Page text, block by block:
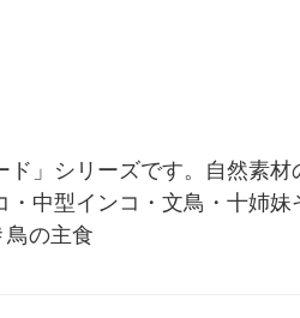
」シリーズです。自然素材
中型インコ・文鳥・十姉妹
鳥の主食